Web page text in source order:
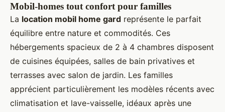
Mobil-homes tout confort pour familles
La location mobil home gard représente le parfait
équilibre entre nature et commodités. Ces
hébergements spacieux de 2 à 4 chambres disposent
de cuisines équipées, salles de bain privatives et
terrasses avec salon de jardin. Les familles
apprécient particulièrement les modèles récents avec
climatisation et lave-vaisselle, idéaux après une